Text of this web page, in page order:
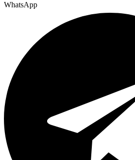
WhatsApp